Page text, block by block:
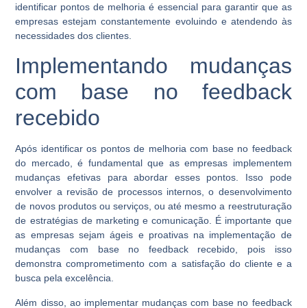
identificar pontos de melhoria é essencial para garantir que as
empresas estejam constantemente evoluindo e atendendo às
necessidades dos clientes.
Implementando mudanças
com base no feedback
recebido
Após identificar os pontos de melhoria com base no feedback
do mercado, é fundamental que as empresas implementem
mudanças efetivas para abordar esses pontos. Isso pode
envolver a revisão de processos internos, o desenvolvimento
de novos produtos ou serviços, ou até mesmo a reestruturação
de estratégias de marketing e comunicação. É importante que
as empresas sejam ágeis e proativas na implementação de
mudanças com base no feedback recebido, pois isso
demonstra comprometimento com a satisfação do cliente e a
busca pela excelência.
Além disso, ao implementar mudanças com base no feedback